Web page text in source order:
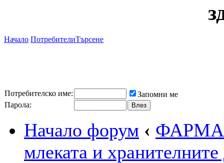
Начало ПотребителиТърсене
Потребителско име:
Запомни ме
Парола:
Начало форум ‹
млеката и